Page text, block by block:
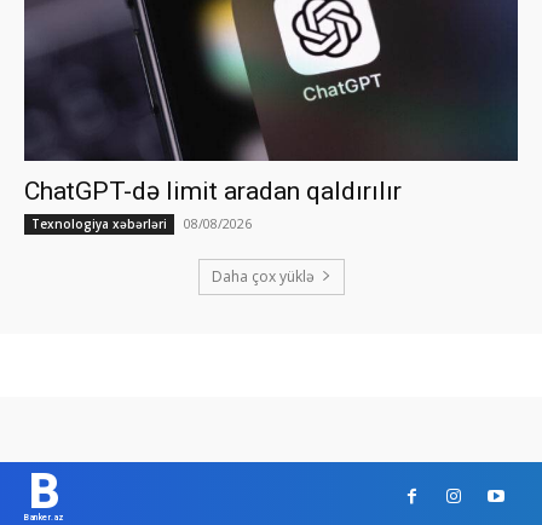
ChatGPT-də limit aradan qaldırılır
Texnologiya xəbərləri 08/08/2026
Daha çox yüklə
B
Banker.az